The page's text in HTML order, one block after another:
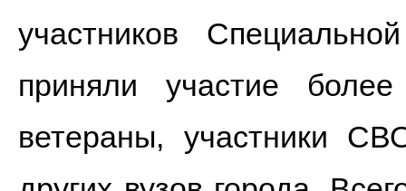
участников
приняли участие
ветераны, участники